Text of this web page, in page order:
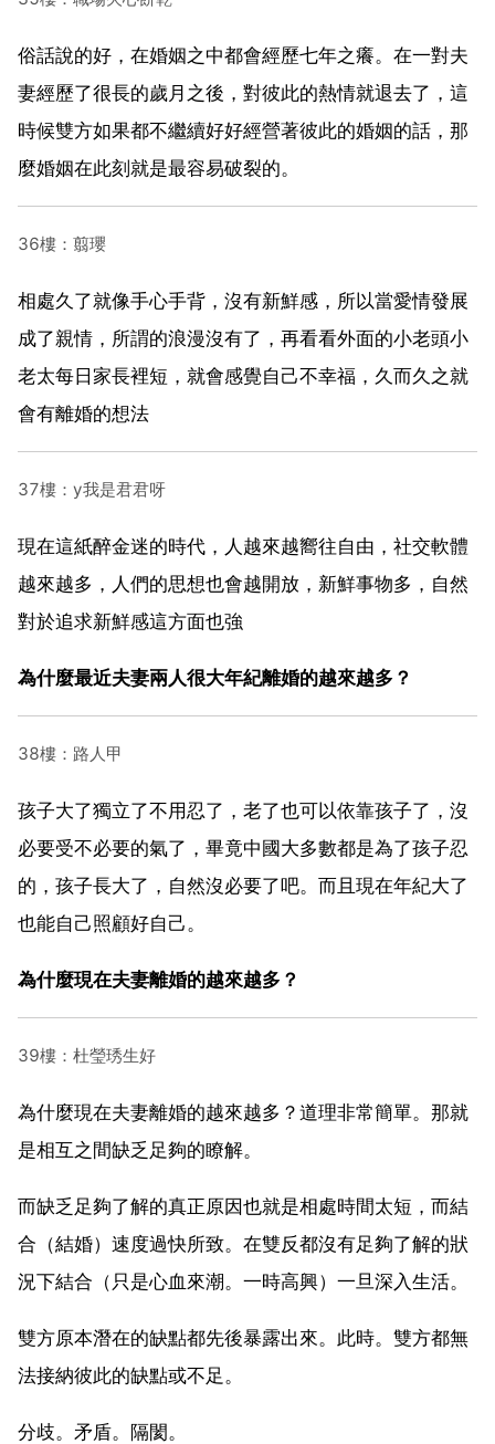
俗話說的好，在婚姻之中都會經歷七年之癢。在一對夫
妻經歷了很長的歲月之後，對彼此的熱情就退去了，這
時候雙方如果都不繼續好好經營著彼此的婚姻的話，那
麼婚姻在此刻就是最容易破裂的。
36樓：翦瓔
相處久了就像手心手背，沒有新鮮感，所以當愛情發展
成了親情，所謂的浪漫沒有了，再看看外面的小老頭小
老太每日家長裡短，就會感覺自己不幸福，久而久之就
會有離婚的想法
37樓：y我是君君呀
現在這紙醉金迷的時代，人越來越嚮往自由，社交軟體
越來越多，人們的思想也會越開放，新鮮事物多，自然
對於追求新鮮感這方面也強
為什麼最近夫妻兩人很大年紀離婚的越來越多？
38樓：路人甲
孩子大了獨立了不用忍了，老了也可以依靠孩子了，沒
必要受不必要的氣了，畢竟中國大多數都是為了孩子忍
的，孩子長大了，自然沒必要了吧。而且現在年紀大了
也能自己照顧好自己。
為什麼現在夫妻離婚的越來越多？
39樓：杜瑩琇生好
為什麼現在夫妻離婚的越來越多？道理非常簡單。那就
是相互之間缺乏足夠的瞭解。
而缺乏足夠了解的真正原因也就是相處時間太短，而結
合（結婚）速度過快所致。在雙反都沒有足夠了解的狀
況下結合（只是心血來潮。一時高興）一旦深入生活。
雙方原本潛在的缺點都先後暴露出來。此時。雙方都無
法接納彼此的缺點或不足。
分歧。矛盾。隔閡。